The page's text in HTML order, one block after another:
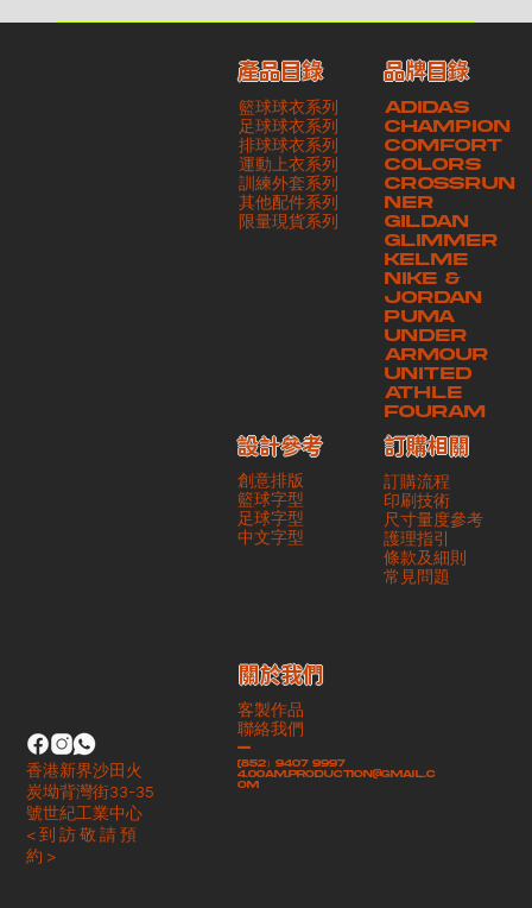
相關價目，貴客最終確認後將獲取正式完整單據，請安排繳付貨款訂金以
啟動貨品製作 4 / 商品印製 訂金核實後，4AM 團隊將隨即開始製作 5
/ 貨品提取 商品製作完成後，4AM 團隊將聯絡貴客安排貨款餘額及提取
貨品。貴客可選擇最適合的付款方式以及取貨安排
交易單據。如貴客欲更改電郵地址，請與 4AM 團隊聯絡 - 貴客的付款
記錄可透過電郵 或 WhatsApp平台（ 請註明訂單編號 ）交予4AM 團
隊核實有關款項 - 任何轉帳或換匯交易手續費等額外費用，一概不歸屬
本公司之責任 - 貴客請於收獲本公司正式訂購單據後 3 個工作天內安排
付款。如未能按期繳付所需款項，貴客須緻交因逾期所衍生之額外行政費
請與4AM團隊職員聯絡預約取貨時間｜​ ・ GoGoVan ｜即日完成配送
服務｜運費由貴客現金支付司機｜ ・ 順豐速運 ｜貨件運送需要多於2－
3個工作天｜到付｜​ - 貴客請於貨品可取日起之 10 個工作天內安排提取
貨品，如逾期未取，本公司將不予保存相關貨品。有關貨款訂金將不予歸
還，貴客仍須負責貨款餘額 - 貴客請於收貨時小心核對貨品數量及檢查
貨品品質 - 基於 S.F. Express / GoGoVan 等託運商為第三方服務，
本公司將保證貨品安全到達第三方手中。如第三方在運送過程中引致任何
有關貨品之遺失、損毀、誤投或運送延誤，本公司一律不負責
產品目錄
籃球球衣系列
足球球衣系列
排球球衣系列
運動上衣系列
訓練外套系列
其他配件系列
​限量現貨系列
ADIDAS
CHAMPION
COMFORT
COLORS
CROSSRUN
NER
GILDAN
GLIMMER
KELME
NIKE &
JORDAN
PUMA
UNDER
ARMOUR
UNITED
ATHLE
FOURAM
品牌目錄
創意排版
籃球字型
足球字型
​中文字型
設計參考
訂購流程
印刷技術
尺寸量度參考
護理指引
條款及細則
​常見問題
訂購相關
客製作品
聯絡我們
-
(852）9407 9997
4.00am.production@gmail.c
om
​關於我們
香港新界沙田火
炭坳背灣街33-35
號世紀工業中心
< 到 訪 敬 請 預
約 >